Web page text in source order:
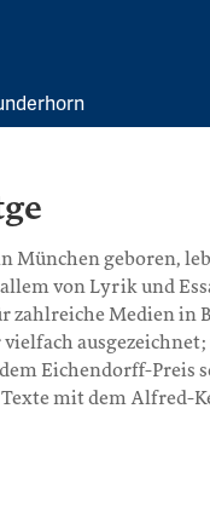
München geboren,
von Lyrik und
Medien in
Eichendorff-Preis
mit dem Alfred-